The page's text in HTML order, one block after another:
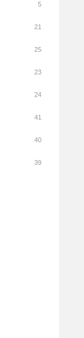
5
21
25
23
24
41
40
39